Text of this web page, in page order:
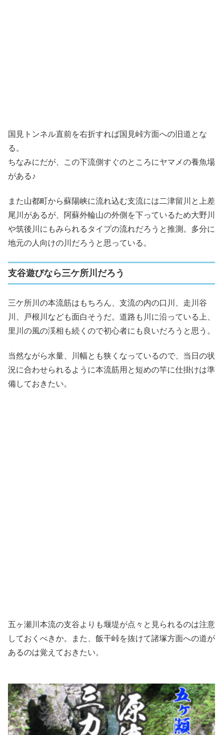
国見トンネル直前を右折すれば国見峠方面への旧道とな
る。
ちなみにだが、この下流側すぐのところにヤマメの養魚場
がある♪
また山都町から蘇陽峡に流れ込む支流には二津留川と上差
尾川があるが、阿蘇外輪山の外側を下っているため大野川
や筑後川にもみられるタイプの流れだろうと推測。多分に
地元の人向けの川だろうと思っている。
支谷遊びなら三ケ所川だろう
三ケ所川の本流筋はもちろん、支流の内の口川、走川谷
川、戸根川なども面白そうだ。道路も川に沿っている上、
里川の風の渓相も続くので初心者にも良いだろうと思う。
当然ながら水量、川幅とも狭くなっているので、当日の状
況に合わせられるように本流筋用と短めの竿に仕掛けは準
備しておきたい。
五ヶ瀬川本流の支谷よりも堰堤が点々と見られるのは注意
しておくべきか。また、飯干峠を抜けて諸塚方面への道が
あるのは覚えておきたい。